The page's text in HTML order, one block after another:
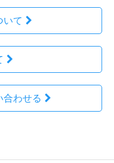
いて
合わせる